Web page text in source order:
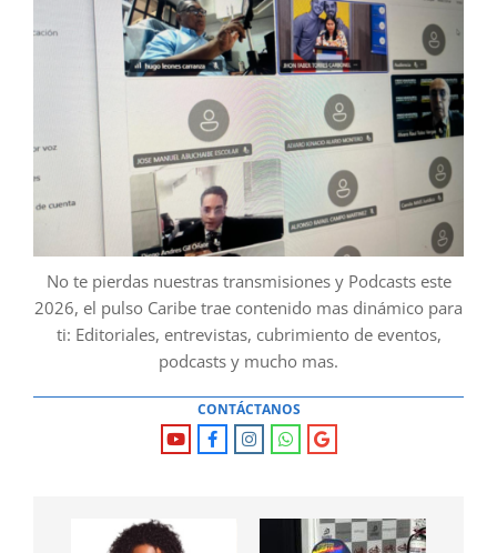
No te pierdas nuestras transmisiones y Podcasts este
2026, el pulso Caribe trae contenido mas dinámico para
ti: Editoriales, entrevistas, cubrimiento de eventos,
podcasts y mucho mas.
CONTÁCTANOS